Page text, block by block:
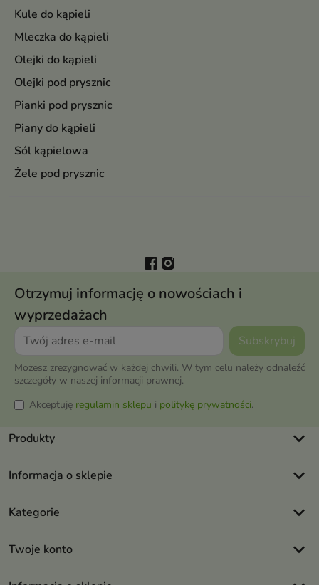
Kule do kąpieli
Mleczka do kąpieli
Olejki do kąpieli
Olejki pod prysznic
Pianki pod prysznic
Piany do kąpieli
Sól kąpielowa
Żele pod prysznic
Otrzymuj informację o nowościach i
wyprzedażach
Możesz zrezygnować w każdej chwili. W tym celu należy odnaleźć
szczegóły w naszej informacji prawnej.
Akceptuję regulamin sklepu i politykę prywatności.
Produkty keyboard_arrow_down
Informacja o sklepie keyboard_arrow_down
Kategorie keyboard_arrow_down
Twoje konto keyboard_arrow_down